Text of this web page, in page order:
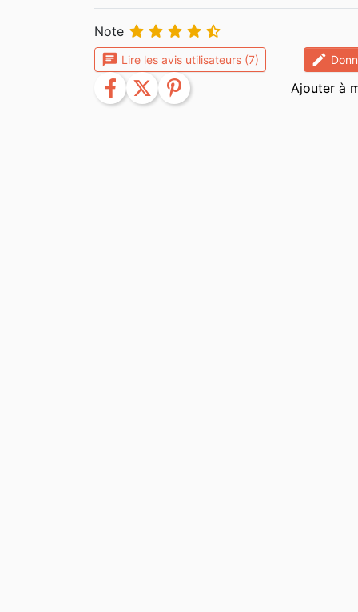
Note     
chat Lire les avis utilisateurs (7) edit
facebook twitter pinterest